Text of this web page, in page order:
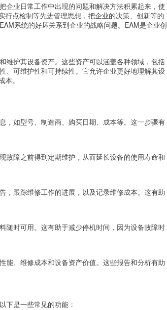
企业日常工作中出现的问题和解决方法积累起来，使
点检制等先进管理思想，把企业的决策、创新等的
系统的好坏关系到企业的战略问题。EAM是企业创
维护其设备资产。这些资产可以涵盖各种领域，包括
、可维护性和可持续性。它允许企业更好地理解其设
。
，如型号、制造商、购买日期、成本等。这一步骤有
故障之前得到定期维护，从而延长设备的使用寿命和
，跟踪维修工作的进展，以及记录维修成本。这有助
随时可用。这有助于减少停机时间，因为设备故障时
能、维修成本和设备资产价值。这些报告和分析有助
下是一些常见的功能：